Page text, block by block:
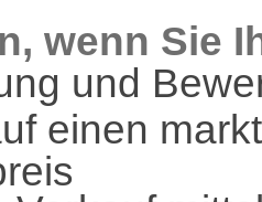
wenn Sie
und
einen